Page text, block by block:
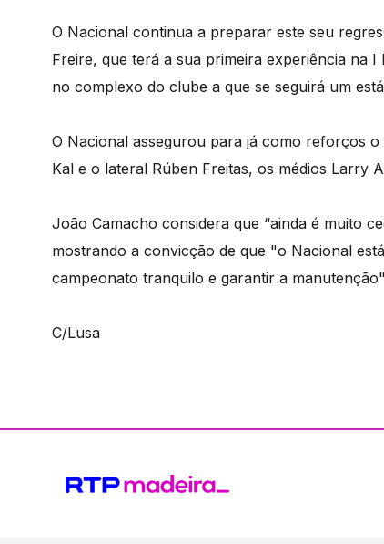
O Nacional continua a preparar este seu
Freire, que terá a sua primeira experiência na
no complexo do clube a que se seguirá um
O Nacional assegurou para já como reforços
Kal e o lateral Rúben Freitas, os médios Larry
João Camacho considera que “ainda é muito
mostrando a convicção de que "o Nacional
campeonato tranquilo e garantir a
C/Lusa